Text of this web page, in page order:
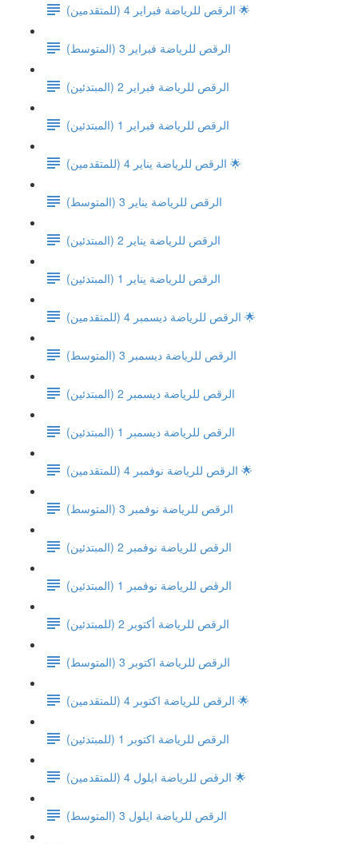
الرقص للرياضة فبراير 4 (للمتقدمين) 🌟
(الرقص للرياضة فبراير 3 (المتوسط
الرقص للرياضة فبراير 2 (المبتدئين)
الرقص للرياضة فبراير 1 (المبتدئين)
الرقص للرياضة يناير 4 (للمتقدمين) 🌟
(الرقص للرياضة يناير 3 (المتوسط
الرقص للرياضة يناير 2 (المبتدئين)
الرقص للرياضة يناير 1 (المبتدئين)
الرقص للرياضة ديسمبر 4 (للمتقدمين) 🌟
(الرقص للرياضة ديسمبر 3 (المتوسط
الرقص للرياضة ديسمبر 2 (المبتدئين)
الرقص للرياضة ديسمبر 1 (المبتدئين)
الرقص للرياضة نوفمبر 4 (للمتقدمين) 🌟
(الرقص للرياضة نوفمبر 3 (المتوسط
الرقص للرياضة نوفمبر 2 (المبتدئين)
الرقص للرياضة نوفمبر 1 (المبتدئين)
الرقص للرياضة أكتوبر 2 (للمبتدئين)
(الرقص للرياضة اكتوبر 3 (المتوسط
الرقص للرياضة اكتوبر 4 (للمتقدمين) 🌟
(الرقص للرياضة اكتوبر 1 (للمبتدئين
الرقص للرياضة ايلول 4 (للمتقدمين) 🌟
(الرقص للرياضة ايلول 3 (المتوسط